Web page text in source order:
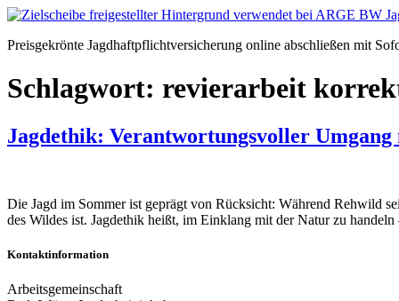
Zum
springen
Preisgekrönte Jagdhaftpflichtversicherung online abschließen mit
Schlagwort: revierarbeit
Jagdethik: Verantwortungsvoller
Die Jagd im Sommer ist geprägt von Rücksicht: Während Rehwild
des Wildes ist. Jagdethik heißt, im Einklang mit der Natur zu
Kontaktinformation
Arbeitsgemeinschaft